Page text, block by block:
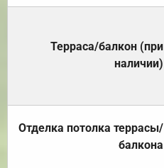
Терраса/балкон (при
наличии)
Отделка потолка террасы/
балкона